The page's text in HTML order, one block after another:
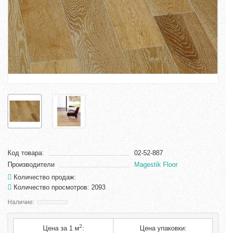
Код товара:
02-52-887
Производители
Magestik Floor
Количество продаж:
Количество просмотров: 2093
Цена за 1 м2: Цена упаковки: